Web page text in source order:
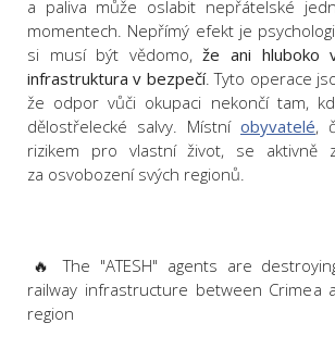
a paliva může oslabit nepřátelské
momentech. Nepřímý efekt je
si musí být vědomo,že ani hluboko
infrastruktura v bezpečí. Tyto operace
že odpor vůči okupaci nekončí tam,
dělostřelecké salvy. Místní obyvatelé,
rizikem pro vlastní život, se aktivně
za osvobození svých regionů.
⁨🔥 The "ATESH" agents are
railway infrastructure between Crimea
region